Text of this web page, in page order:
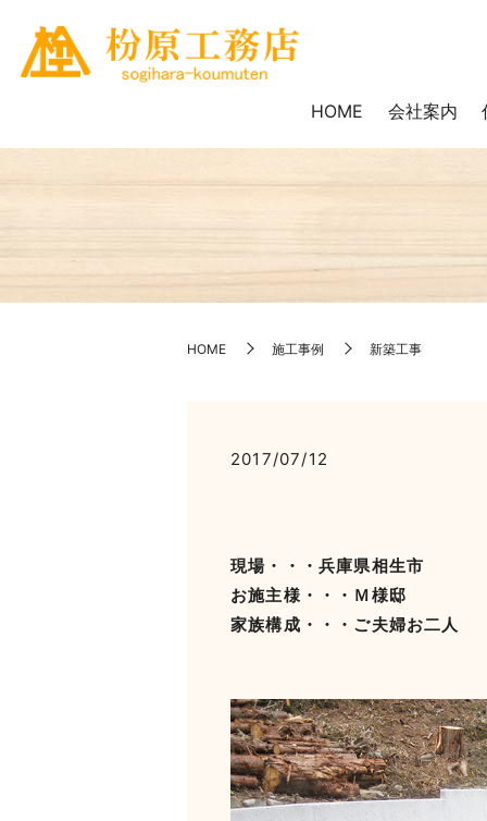
HOME 会社案内
HOME 施工事例 新築工事
2017/07/12
現場・・・兵庫県相生市
お施主様・・・Ｍ様邸
家族構成・・・ご夫婦お二人